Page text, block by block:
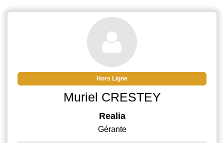
Corse du Sud, surplombant le fleuve et à
moins de 400 m de la plage, la Résidence
Capu Seninu propose 20 appartements du
studio au T3, entièrement rénovés en 2015.
Hors Ligne
Muriel CRESTEY
Realia
Gérante